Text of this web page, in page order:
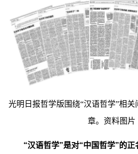
光明日报哲学版围绕“汉语哲学”相
章。资料图片
“汉语哲学”是对“中国哲学”的正